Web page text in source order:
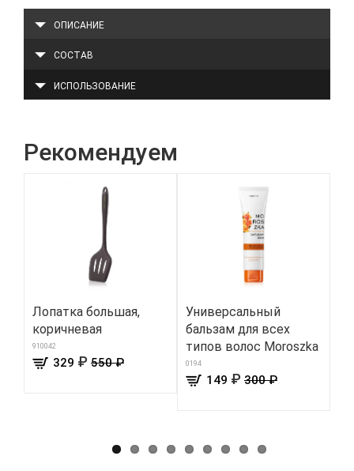
ОПИСАНИЕ
СОСТАВ
ИСПОЛЬЗОВАНИЕ
Рекомендуем
Лопатка большая,
коричневая
910042
329 ₽ 550 ₽
Универсальный
бальзам для всех
типов волос Moroszka
0194
149 ₽ 300 ₽